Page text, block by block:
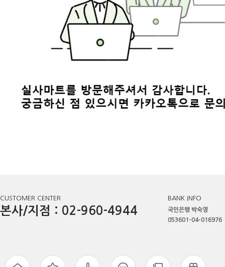
CUSTOMER CENTER
본사/지점 : 02-960-4944
BANK INFO
국민은행 박숙영
053601-04-016976